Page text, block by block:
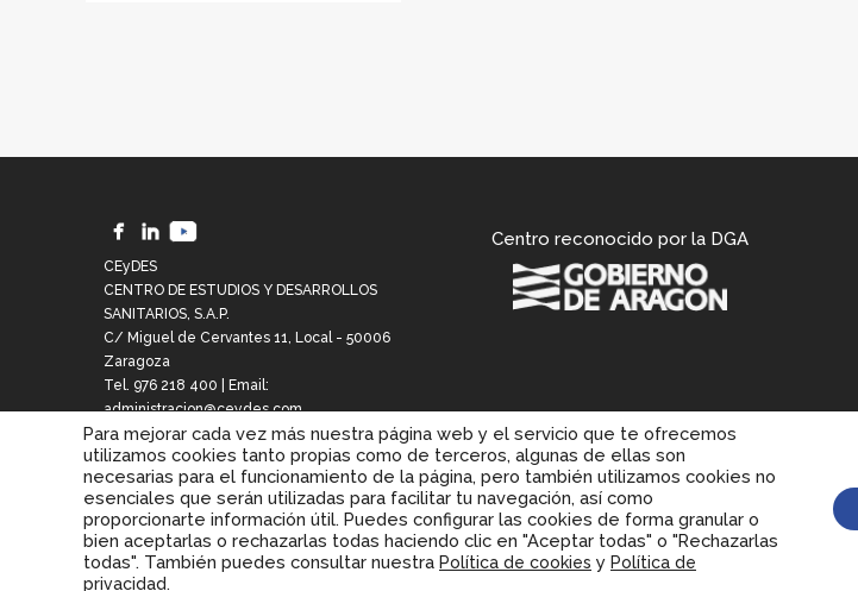
CEyDES
CENTRO DE ESTUDIOS Y DESARROLLOS
SANITARIOS, S.A.P.
C/ Miguel de Cervantes 11, Local - 50006
Zaragoza
Tel. 976 218 400 | Email:
administracion@ceydes.com
Centro reconocido por la DGA
Para mejorar cada vez más nuestra página web y el servicio que te ofrecemos
utilizamos cookies tanto propias como de terceros, algunas de ellas son
necesarias para el funcionamiento de la página, pero también utilizamos cookies no
esenciales que serán utilizadas para facilitar tu navegación, así como
proporcionarte información útil. Puedes configurar las cookies de forma granular o
bien aceptarlas o rechazarlas todas haciendo clic en "Aceptar todas" o "Rechazarlas
todas". También puedes consultar nuestra Política de cookies y Política de
privacidad. HORARIOS: LUNES A VIERNES: 8:30h - 11h